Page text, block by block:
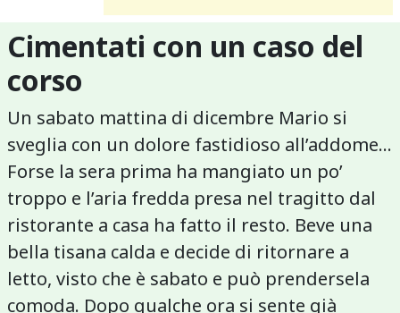
Cimentati con un caso del
corso
Un sabato mattina di dicembre Mario si
sveglia con un dolore fastidioso all’addome…
Forse la sera prima ha mangiato un po’
troppo e l’aria fredda presa nel tragitto dal
ristorante a casa ha fatto il resto. Beve una
bella tisana calda e decide di ritornare a
letto, visto che è sabato e può prendersela
comoda. Dopo qualche ora si sente già